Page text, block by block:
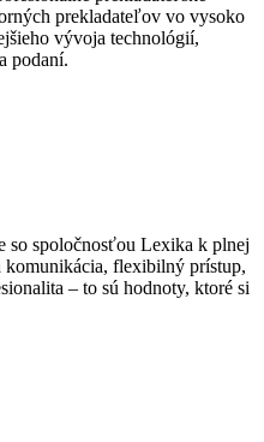
prekladateľov vo vysoko
vývoja technológií,
podaní.
so spoločnosťou Lexika k plnej
komunikácia, flexibilný prístup,
– to sú hodnoty, ktoré si